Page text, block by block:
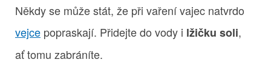
Někdy se může stát, že při vaření vajec natvrdo
vejce popraskají. Přidejte do vody i lžičku soli,
ať tomu zabráníte.